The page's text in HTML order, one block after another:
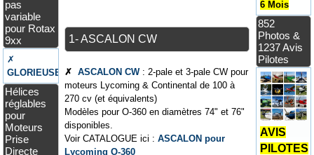
pas
variable
pour Rotax
9xx
✗
GLORIEUSE
Hélices
réglables
pour
Moteurs
Prise
Directe
1- ASCALON CW
✗ASCALON CW: 2-pale et 3-pale CW pour
moteurs Lycoming & Continental de 100 à
270 cv (et équivalents)
Modèles pour O-360 en diamètres 74" et 76"
disponibles.
Voir CATALOGUE ici :ASCALON pour
Lycoming O-360
6 Mois
852
Photos &
1237 Avis
Pilotes
AVIS
PILOTES